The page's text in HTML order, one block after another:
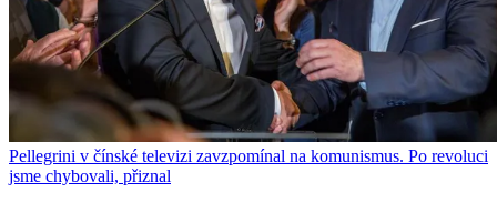
Pellegrini v čínské televizi zavzpomínal na komunismus. Po revoluci
jsme chybovali, přiznal